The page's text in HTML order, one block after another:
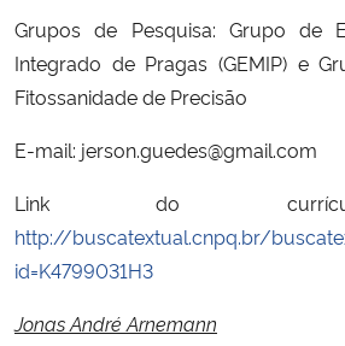
Grupos de Pesquisa: Grupo de
Integrado de Pragas (GEMIP) e
Fitossanidade de Precisão
E-mail: jerson.guedes@gmail.com
Link do
http://buscatextual.cnpq.br/
id=K4799031H3
Jonas André Arnemann